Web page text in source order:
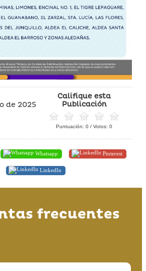
de 2025
Califique esta
Publicación
Puntuación: 0 / Votos: 0
Whatsapp Pinterest
LinkedIn
frecuentes